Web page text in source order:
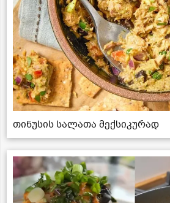
თინუსის სალათა მექსიკურად